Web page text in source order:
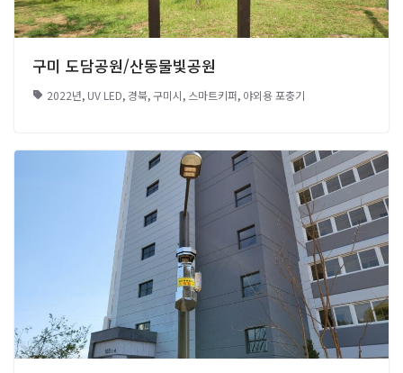
구미 도담공원/산동물빛공원
2022년, UV LED, 경북,구미시, 스마트키퍼, 야외용 포충기